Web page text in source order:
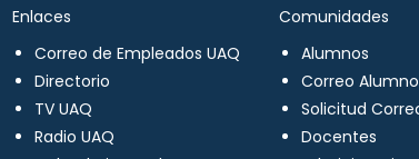
Enlaces
Correo de Empleados UAQ
Directorio
TV UAQ
Radio UAQ
Comunidades
Alumnos
Correo
Solicitud
Docentes